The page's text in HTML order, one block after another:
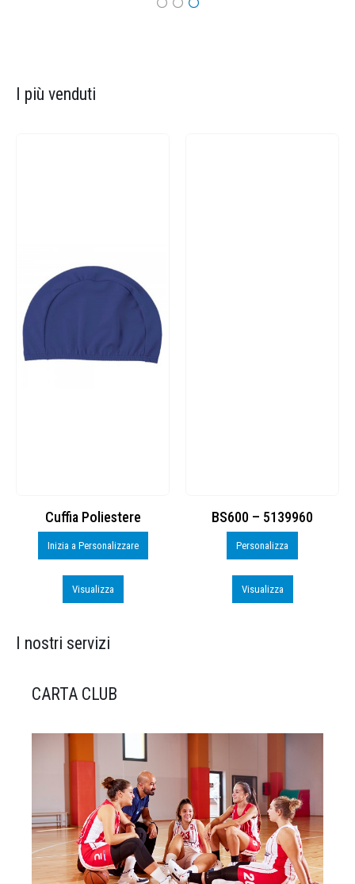
I più venduti
Cuffia Poliestere
Inizia a Personalizzare
Visualizza
BS600 – 5139960
Personalizza
Visualizza
I nostri servizi
CARTA CLUB